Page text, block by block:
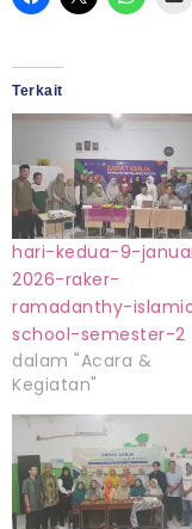
Terkait
hari-kedua-9-
2026-raker-
ramadanthy-
school-semester-2
dalam "Acara &
Kegiatan"